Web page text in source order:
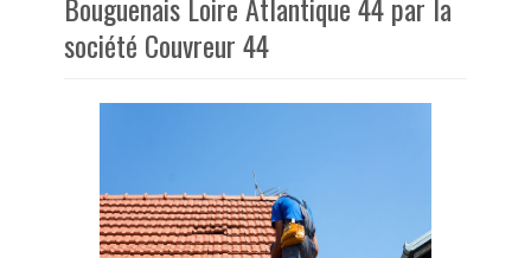
société Couvreur 44